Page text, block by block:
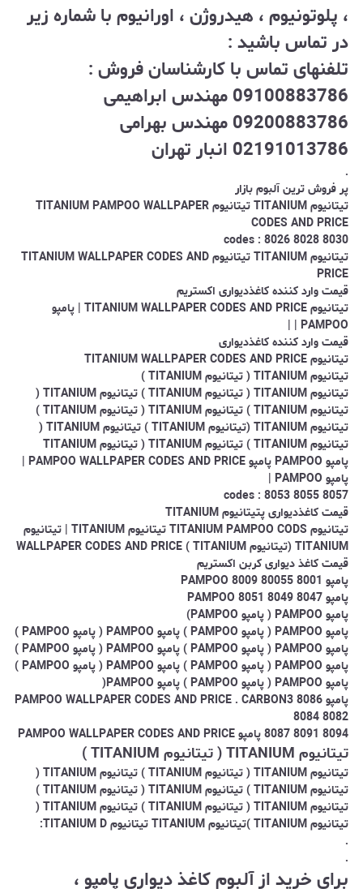
، پلوتونیوم ، هیدروژن ، اورانیوم با شماره زیر
در تماس باشید :
تلفنهای تماس با کارشناسان فروش :
09100883786 مهندس ابراهیمی
09200883786 مهندس بهرامی
02191013786 انبار تهران
.
پر فروش ترین آلبوم بازار
تیتانیوم TITANIUM تیتانیوم TITANIUM PAMPOO WALLPAPER
CODES AND PRICE
codes : 8026 8028 8030
تیتانیوم TITANIUM تیتانیوم TITANIUM WALLPAPER CODES AND
PRICE
قیمت وارد کننده کاغذدیواری اکستریم
تیتانیوم TITANIUM WALLPAPER CODES AND PRICE | پامپو
PAMPOO | |
قیمت وارد کننده کاغذدیواری
تیتانیوم TITANIUM WALLPAPER CODES AND PRICE
تیتانیوم TITANIUM ( تیتانیوم TITANIUM )
تیتانیوم TITANIUM ( تیتانیوم TITANIUM )
تیتانیوم TITANIUM (
تیتانیوم TITANIUM )
تیتانیوم TITANIUM ( تیتانیوم TITANIUM )
تیتانیوم TITANIUM (تیتانیوم TITANIUM )
تیتانیوم TITANIUM (
تیتانیوم TITANIUM )
تیتانیوم TITANIUM ( تیتانیوم TITANIUM
پامپو PAMPOO پامپو PAMPOO WALLPAPER CODES AND PRICE |
پامپو PAMPOO |
codes : 8053 8055 8057
قیمت کاغذدیواری پتیتانیوم TITANIUM
تیتانیوم TITANIUM PAMPOO CODS تیتانیوم TITANIUM | تیتانیوم
TITANIUM (تیتانیوم TITANIUM )
WALLPAPER CODES AND PRICE
قیمت کاغذ دیواری کربن اکستریم
پامپو PAMPOO 8009 80055 8001
پامپو PAMPOO 8051 8049 8047
پامپو PAMPOO ( پامپو PAMPOO)
پامپو PAMPOO ( پامپو PAMPOO )
پامپو PAMPOO ( پامپو PAMPOO )
پامپو PAMPOO ( پامپو PAMPOO ) پامپو PAMPOO ( پامپو PAMPOO )
پامپو PAMPOO ( پامپو PAMPOO ) پامپو PAMPOO ( پامپو PAMPOO )
پامپو PAMPOO ( پامپو PAMPOO )
پامپو PAMPOO(
پامپو PAMPOO WALLPAPER CODES AND PRICE . CARBON3 8086
8084 8082
8094 8091 8087 پامپو PAMPOO WALLPAPER CODES AND PRICE
تیتانیوم TITANIUM ( تیتانیوم TITANIUM )
تیتانیوم TITANIUM ( تیتانیوم TITANIUM )
تیتانیوم TITANIUM (
تیتانیوم TITANIUM )
تیتانیوم TITANIUM ( تیتانیوم TITANIUM )
تیتانیوم TITANIUM ( تیتانیوم TITANIUM ) تیتانیوم TITANIUM (
تیتانیوم TITANIUM )تیتانیوم TITANIUM تیتانیوم TITANIUM D:
.
.
برای خرید از آلبوم کاغذ دیواری پامپو ،